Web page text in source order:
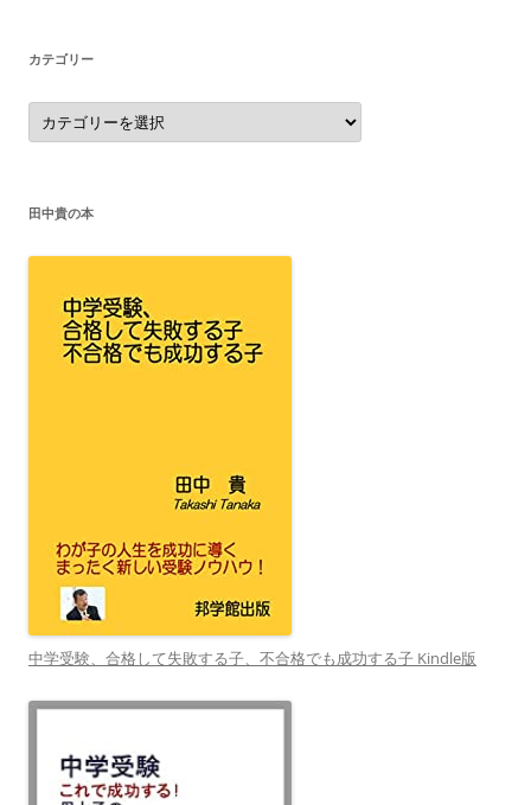
カテゴリー
カ
テ
ゴ
田中貴の本
中学受験、合格して失敗する子、不合格でも成功する子 Kindle版